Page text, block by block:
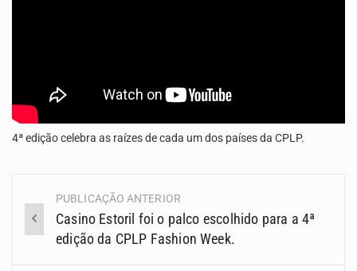
4ª edição celebra as raízes de cada um dos países da CPLP.
Navegação
(Posts)
PUBLICAÇÃO ANTERIOR
Casino Estoril foi o palco escolhido para a 4ª
edição da CPLP Fashion Week.